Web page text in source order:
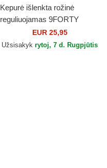
Kepurė išlenkta rožinė
reguliuojamas 9FORTY
League Essential New York
Yankees MLB New Era
EUR 25,95
Užsisakyk rytoj, 7 d. Rugpjūtis